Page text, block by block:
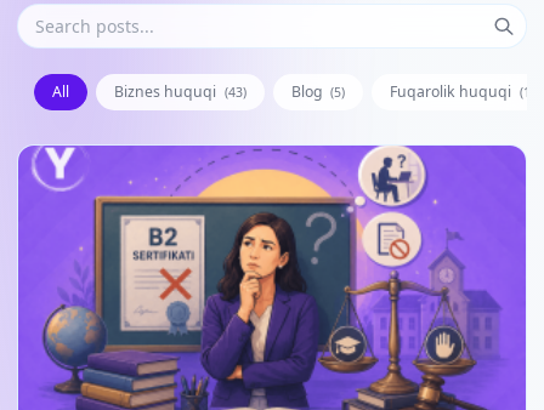
All Biznes huquqi (43) Blog (5) Fuqarolik huquqi